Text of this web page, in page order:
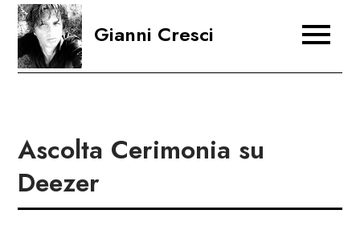
Skip
content
Gianni Cresci
Ascolta Cerimonia su
Deezer